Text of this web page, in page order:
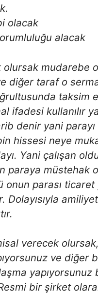
olacak
alacak
mudarebe
diğer taraf o
taksim
ifadesi kullanılır
denir yani
hissesi neye
Yani çalışan
paraya müstehak
onun parası
Dolayısıyla
verecek
ve diğer
bir şirket